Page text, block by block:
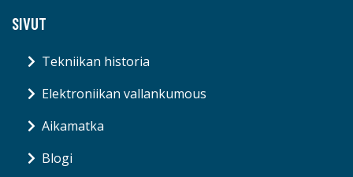
SIVUT
Tekniikan historia
Elektroniikan vallankumous
Aikamatka
Blogi